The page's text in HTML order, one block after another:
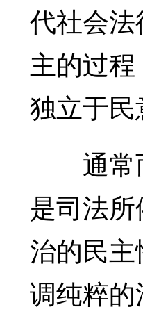
代社会
主的过
独立于
通常而
是司法
治的民
调纯粹